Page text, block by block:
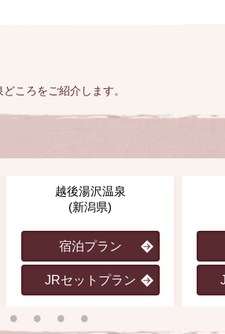
ころをご紹介します。
越後湯沢温泉
(新潟県)
宿泊プラン
JRセットプラン